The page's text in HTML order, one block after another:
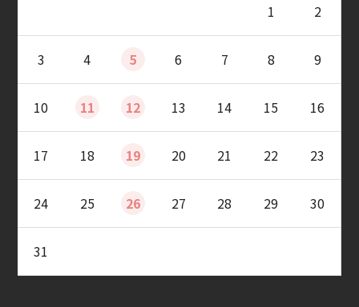
1 2
3 4 5 6 7 8 9
10 11 12 13 14 15 16
17 18 19 20 21 22 23
24 25 26 27 28 29 30
31